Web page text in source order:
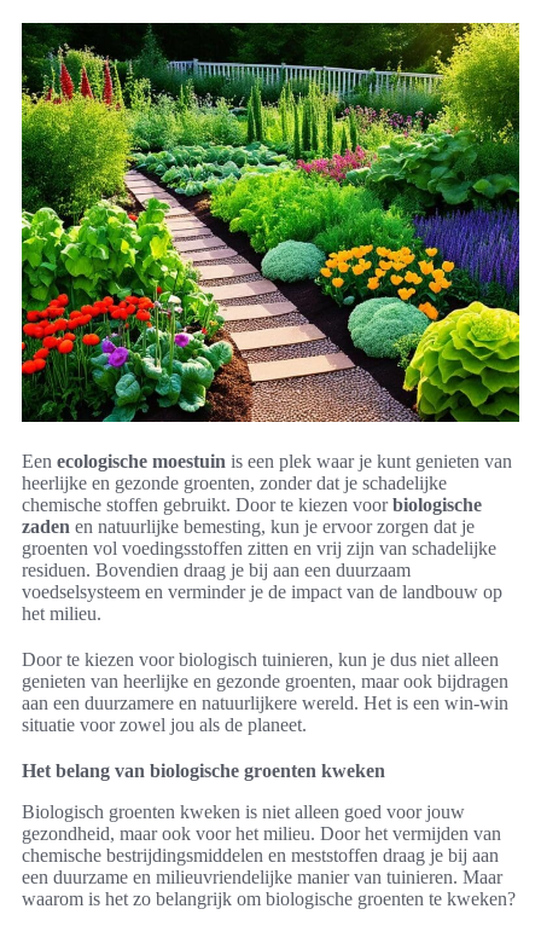
Een ecologische moestuin is een plek waar je kunt genieten van
heerlijke en gezonde groenten, zonder dat je schadelijke
chemische stoffen gebruikt. Door te kiezen voorbiologische
zaden en natuurlijke bemesting, kun je ervoor zorgen dat je
groenten vol voedingsstoffen zitten en vrij zijn van schadelijke
residuen. Bovendien draag je bij aan een duurzaam
voedselsysteem en verminder je de impact van de landbouw op
het milieu.
Door te kiezen voor biologisch tuinieren, kun je dus niet alleen
genieten van heerlijke en gezonde groenten, maar ook bijdragen
aan een duurzamere en natuurlijkere wereld. Het is een win-win
situatie voor zowel jou als de planeet.
Het belang van biologische groenten kweken
Biologisch groenten kweken is niet alleen goed voor jouw
gezondheid, maar ook voor het milieu. Door het vermijden van
chemische bestrijdingsmiddelen en meststoffen draag je bij aan
een duurzame en milieuvriendelijke manier van tuinieren. Maar
waarom is het zo belangrijk om biologische groenten te kweken?